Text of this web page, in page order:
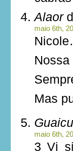
Alaor
maio 6th,
Mas
maio 6th,
3 Vi